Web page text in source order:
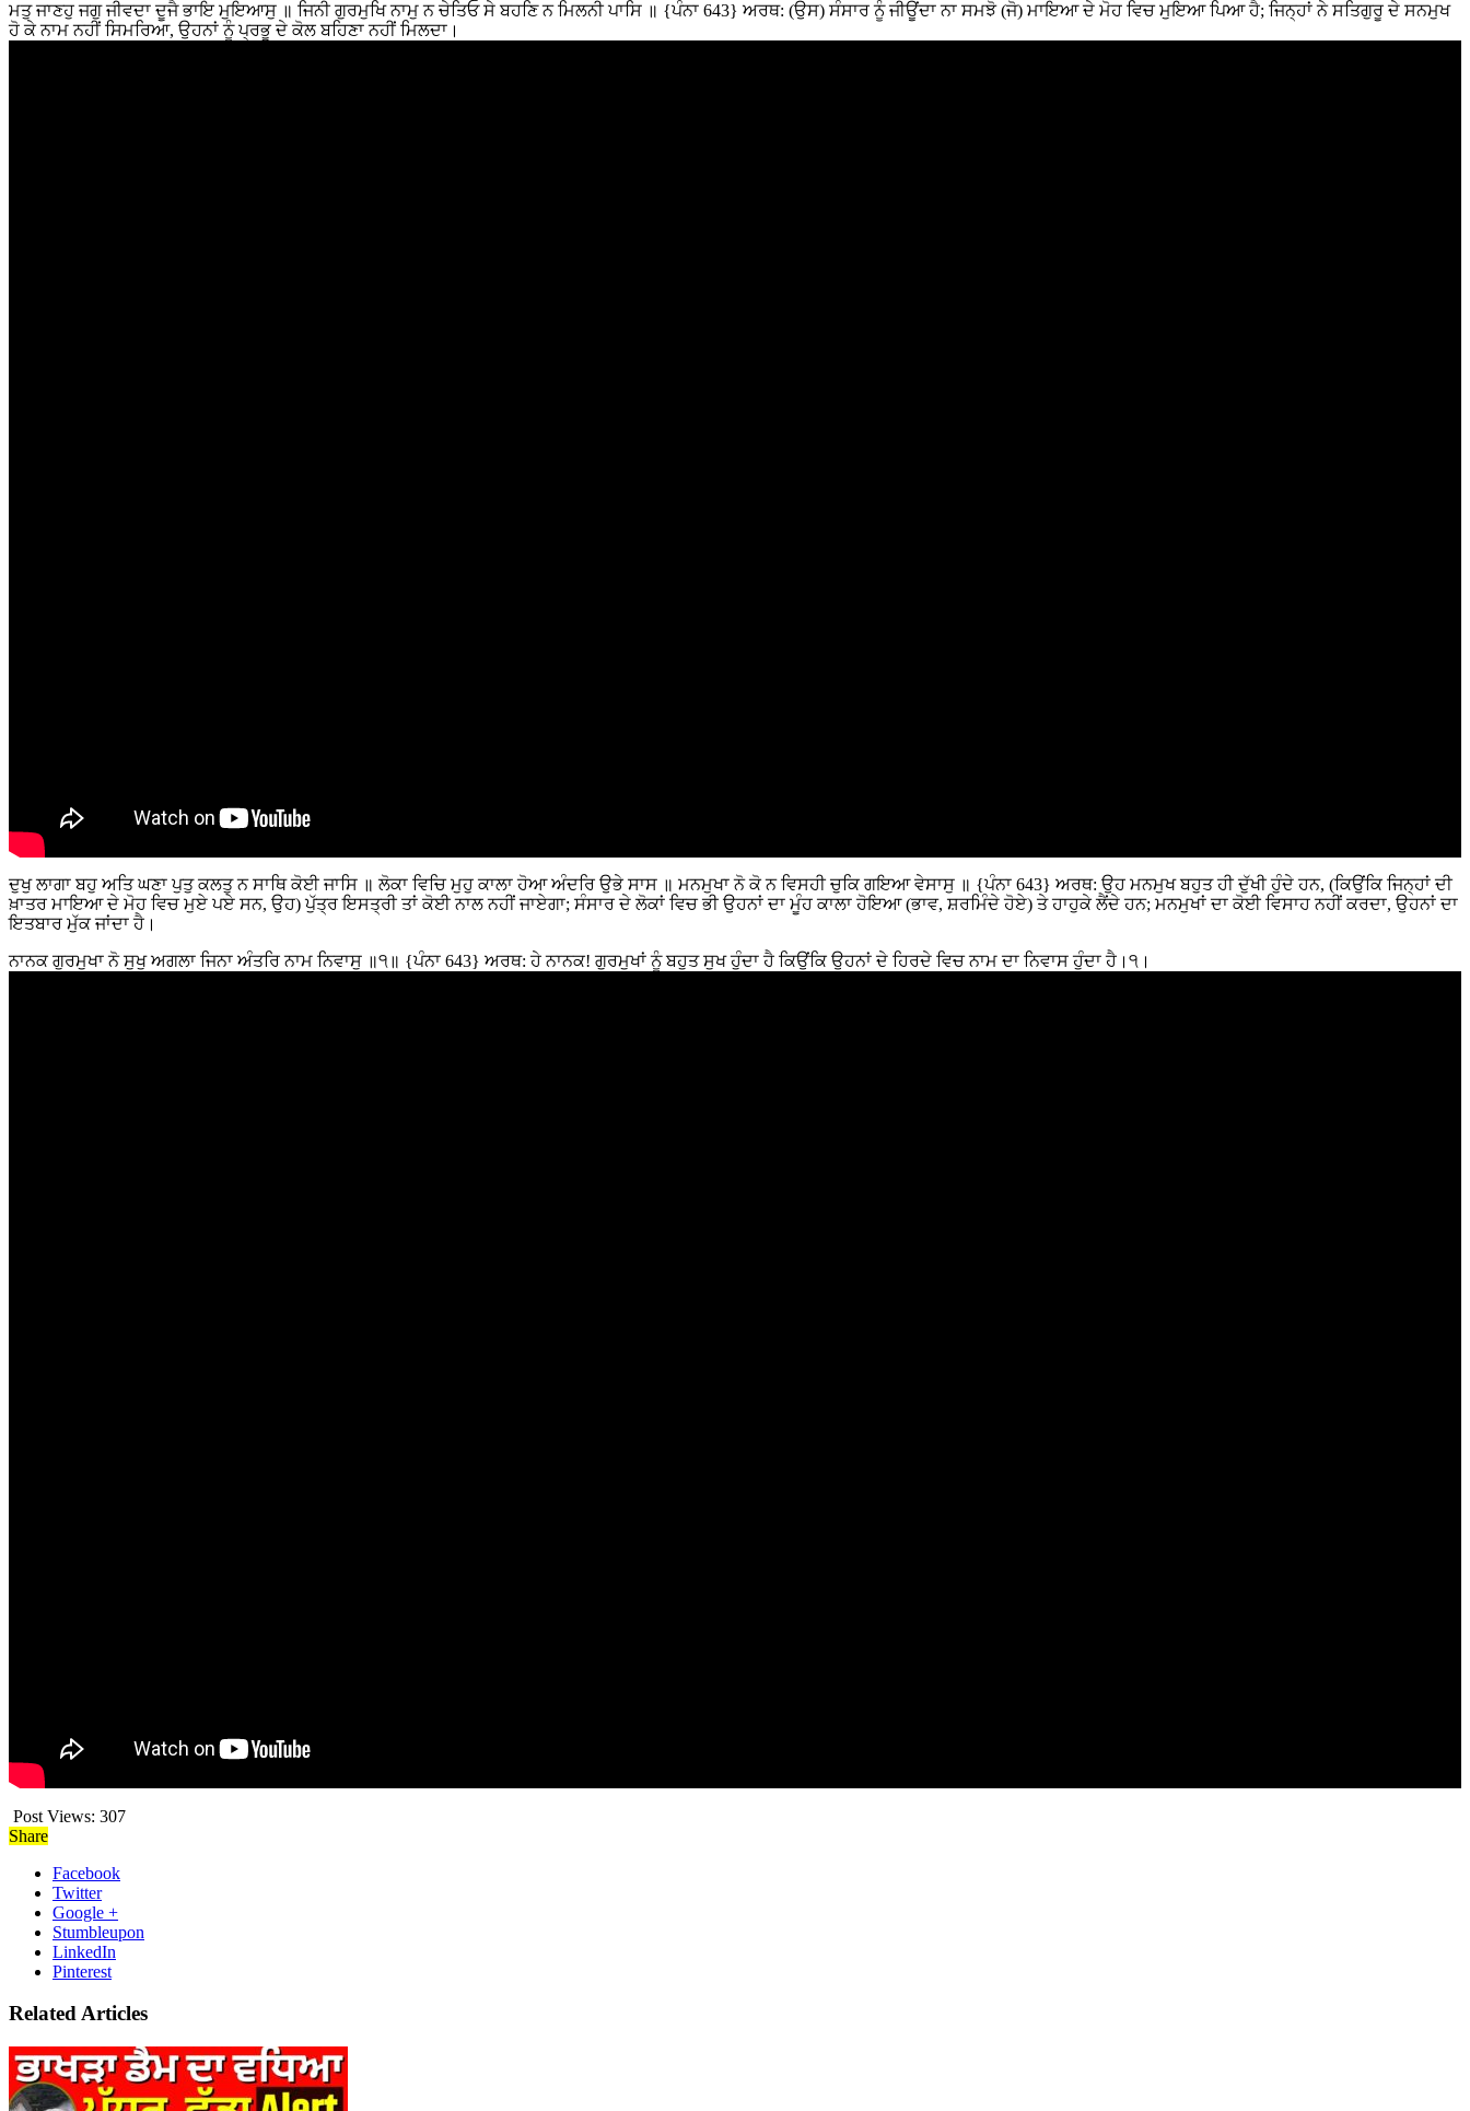
ਮਤੁ ਜਾਣਹੁ ਜਗੁ ਜੀਵਦਾ ਦੂਜੈ ਭਾਇ ਮੁਇਆਸੁ ॥ ਜਿਨੀ ਗੁਰਮੁਖਿ ਨਾਮੁ ਨ ਚੇਤਿਓ ਸੇ ਬਹਣਿ ਨ ਮਿਲਨੀ ਪਾਸਿ ॥ {ਪੰਨਾ 643} ਅਰਥ: (ਉਸ) ਸੰਸਾਰ ਨੂੰ ਜੀਊਂਦਾ ਨਾ ਸਮਝੋ (ਜੋ) ਮਾਇਆ ਦੇ ਮੋਹ ਵਿਚ ਮੁਇਆ ਪਿਆ ਹੈ; ਜਿਨ੍ਹਾਂ ਨੇ ਸਤਿਗੁਰੂ ਦੇ ਸਨਮੁਖ
ਹੋ ਕੇ ਨਾਮ ਨਹੀਂ ਸਿਮਰਿਆ, ਉਹਨਾਂ ਨੂੰ ਪ੍ਰਭੂ ਦੇ ਕੋਲ ਬਹਿਣਾ ਨਹੀਂ ਮਿਲਦਾ।
ਦੁਖੁ ਲਾਗਾ ਬਹੁ ਅਤਿ ਘਣਾ ਪੁਤੁ ਕਲਤੁ ਨ ਸਾਥਿ ਕੋਈ ਜਾਸਿ ॥ ਲੋਕਾ ਵਿਚਿ ਮੁਹੁ ਕਾਲਾ ਹੋਆ ਅੰਦਰਿ ਉਭੇ ਸਾਸ ॥ ਮਨਮੁਖਾ ਨੋ ਕੋ ਨ ਵਿਸਹੀ ਚੁਕਿ ਗਇਆ ਵੇਸਾਸੁ ॥ {ਪੰਨਾ 643} ਅਰਥ: ਉਹ ਮਨਮੁਖ ਬਹੁਤ ਹੀ ਦੁੱਖੀ ਹੁੰਦੇ ਹਨ, (ਕਿਉਂਕਿ ਜਿਨ੍ਹਾਂ ਦੀ
ਖ਼ਾਤਰ ਮਾਇਆ ਦੇ ਮੋਹ ਵਿਚ ਮੁਏ ਪਏ ਸਨ, ਉਹ) ਪੁੱਤ੍ਰ ਇਸਤ੍ਰੀ ਤਾਂ ਕੋਈ ਨਾਲ ਨਹੀਂ ਜਾਏਗਾ; ਸੰਸਾਰ ਦੇ ਲੋਕਾਂ ਵਿਚ ਭੀ ਉਹਨਾਂ ਦਾ ਮੂੰਹ ਕਾਲਾ ਹੋਇਆ (ਭਾਵ, ਸ਼ਰਮਿੰਦੇ ਹੋਏ) ਤੇ ਹਾਹੁਕੇ ਲੈਂਦੇ ਹਨ; ਮਨਮੁਖਾਂ ਦਾ ਕੋਈ ਵਿਸਾਹ ਨਹੀਂ ਕਰਦਾ, ਉਹਨਾਂ ਦਾ
ਇਤਬਾਰ ਮੁੱਕ ਜਾਂਦਾ ਹੈ।
ਨਾਨਕ ਗੁਰਮੁਖਾ ਨੋ ਸੁਖੁ ਅਗਲਾ ਜਿਨਾ ਅੰਤਰਿ ਨਾਮ ਨਿਵਾਸੁ ॥੧॥ {ਪੰਨਾ 643} ਅਰਥ: ਹੇ ਨਾਨਕ! ਗੁਰਮੁਖਾਂ ਨੂੰ ਬਹੁਤ ਸੁਖ ਹੁੰਦਾ ਹੈ ਕਿਉਂਕਿ ਉਹਨਾਂ ਦੇ ਹਿਰਦੇ ਵਿਚ ਨਾਮ ਦਾ ਨਿਵਾਸ ਹੁੰਦਾ ਹੈ।੧।
Post Views: 307
Share
Facebook
Twitter
Google +
Stumbleupon
LinkedIn
Pinterest
Related Articles